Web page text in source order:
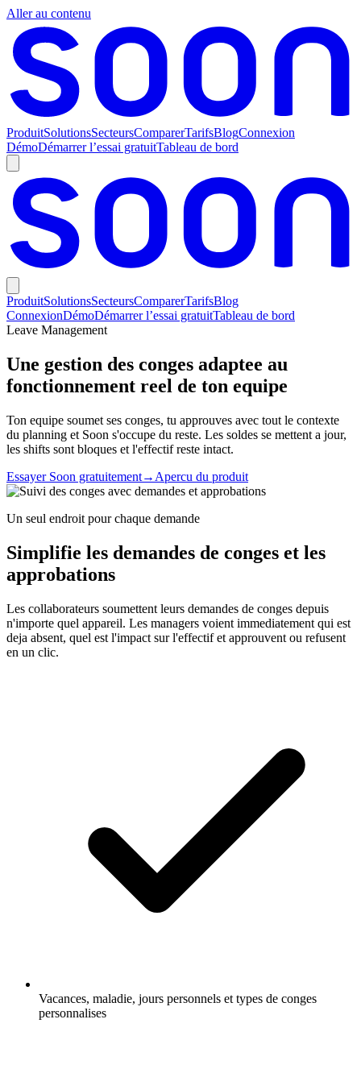
Aller au contenu
ProduitSolutionsSecteursComparerTarifsBlogConnexion
DémoDémarrer l’essai gratuitTableau de bord
ProduitSolutionsSecteursComparerTarifsBlog
ConnexionDémoDémarrer l’essai gratuitTableau de bord
Leave Management
Une gestion des conges adaptee au
fonctionnement reel de ton equipe
Ton equipe soumet ses conges, tu approuves avec tout le contexte
du planning et Soon s'occupe du reste. Les soldes se mettent a jour,
les shifts sont bloques et l'effectif reste intact.
Essayer Soon gratuitement→ Apercu du produit
Un seul endroit pour chaque demande
Simplifie les demandes de conges et les
approbations
Les collaborateurs soumettent leurs demandes de conges depuis
n'importe quel appareil. Les managers voient immediatement qui est
deja absent, quel est l'impact sur l'effectif et approuvent ou refusent
en un clic.
Vacances, maladie, jours personnels et types de conges
personnalises